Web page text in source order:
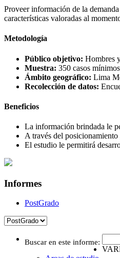
Proveer información de la
características valoradas al
Metodología
Público objetivo: Hombres
Muestra: 350 casos
Ámbito geográfico: Lima
Recolección de datos:
Beneficios
La información brindada le
A través del
El estudio le permitirá
Informes
PostGrado
Buscar en este informe: